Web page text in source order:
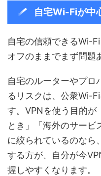
自宅Wi-Fiが中
自宅の信頼できるWi-
オフのままでまず問題
自宅のルーターやプロ
るリスクは、公衆Wi-
す。VPNを使う目的が
とき」「海外のサービ
に絞られているのなら
する方が、自分が今
握しやすくなります。